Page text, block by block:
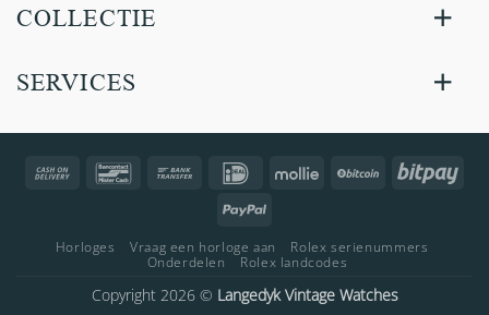
COLLECTIE
SERVICES
Cash
Bancontact Bank
IDeal Mollie BitCoin
PayPal
Horloges Vraag een horloge aan
Rolex serienummers
Onderdelen
Rolex landcodes
Copyright 2026 © Langedyk Vintage Watches